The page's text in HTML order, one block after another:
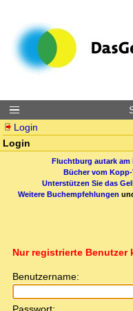
Login
Login
Fluchtburg autark am
Bücher vom
Unterstützen Sie das
Weitere Buchempfehlungen
Nur registrierte Benutzer
Benutzername: